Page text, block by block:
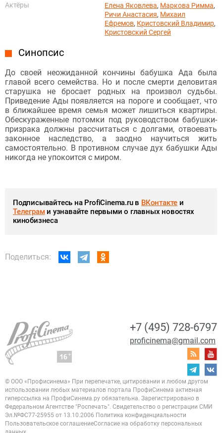
Актёры
Елена Яковлева, Маркова Римма,
Ричи Анастасия, Михаил
Ефремов, Кристовский Владимир,
Кристовский Сергей
Синопсис
До своей неожиданной кончины бабушка Ада была
главой всего семейства. Но и после смерти деловитая
старушка не бросает родных на произвол судьбы.
Приведение Ады появляется на пороге и сообщает, что
в ближайшее время семья может лишиться квартиры.
Обескураженные потомки под руководством бабушки-
призрака должны рассчитаться с долгами, отвоевать
законное наследство, а заодно научиться жить
самостоятельно. В противном случае дух бабушки Ады
никогда не упокоится с миром.
Подписывайтесь на ProfiCinema.ru в ВКонтакте и
Телеграми узнавайте первыми о главных новостях
кинобизнеса
Поделиться:
+7 (495) 728-6797
proficinema@gmail.com
© ООО «Профисинема» При перепечатке, цитировании и любом другом
использовании любых материалов портала ПрофиСинема активная
гиперссылка на ПрофиСинема.ру обязательна. Зарегистрировано в
Федеральном Агентстве "Роспечать". Свидетельство о регистрации СМИ
Эл.№ФС77-25955 от 13.10.2006 Политика конфиденциальности
Пользовательское соглашениеСогласие на обработку персональных